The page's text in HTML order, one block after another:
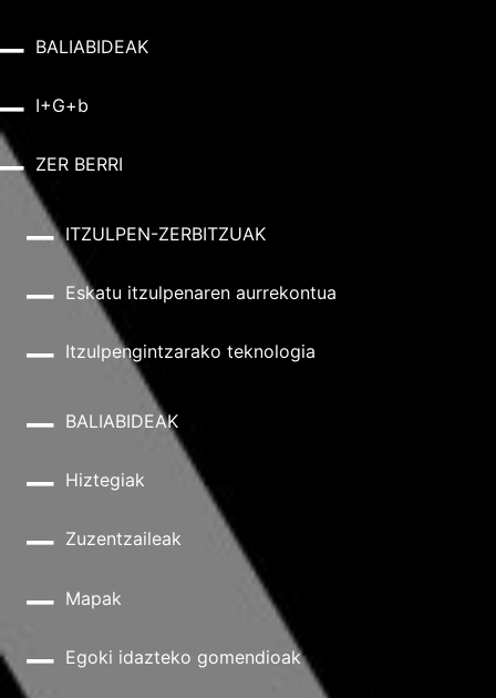
BALIABIDEAK
I+G+b
ZER BERRI
ITZULPEN-ZERBITZUAK
Eskatu itzulpenaren aurrekontua
Itzulpengintzarako teknologia
BALIABIDEAK
Hiztegiak
Zuzentzaileak
Mapak
Egoki idazteko gomendioak